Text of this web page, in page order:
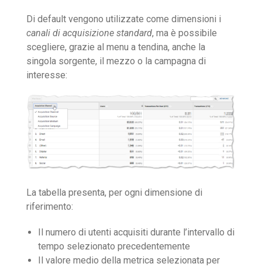
Di default vengono utilizzate come dimensioni i
canali di acquisizione standard, ma è possibile
scegliere, grazie al menu a tendina, anche la
singola sorgente, il mezzo o la campagna di
interesse:
La tabella presenta, per ogni dimensione di
riferimento:
Il numero di utenti acquisiti durante l’intervallo di
tempo selezionato precedentemente
Il valore medio della metrica selezionata per